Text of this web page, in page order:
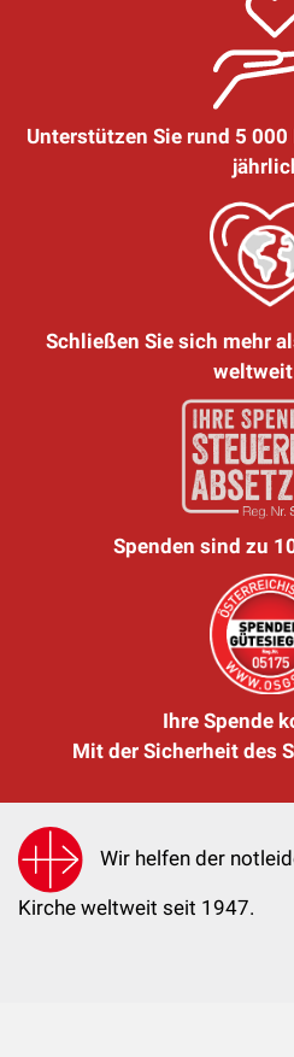
Unterstützen Sie rund 5
Schließen Sie sich mehr
Spenden sind zu
Ihre Spende
Mit der Sicherheit des
Wir helfen der
Kirche weltweit seit 1947.